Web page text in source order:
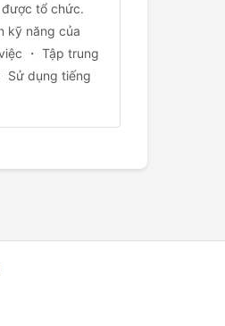
tổ chức.
kỹ năng của
・ Tập trung
Sử dụng tiếng